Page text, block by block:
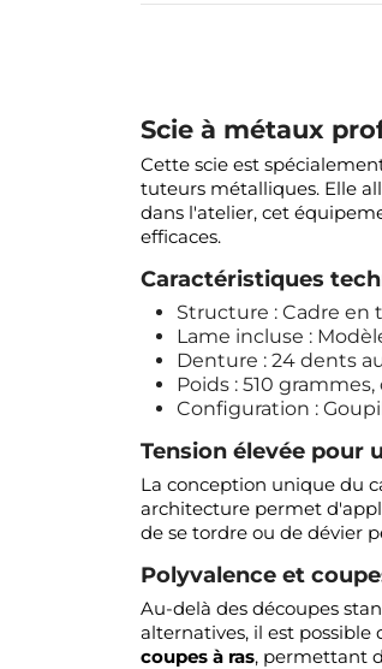
Scie à métaux
Cette scie est
tuteurs métalliques. Elle
dans l'atelier, cet
efficaces.
Caractéristiques
Structure : Cadre en
Lame incluse :
Denture : 24 dents
Poids : 510
Configuration :
Tension élevée pour
La conception unique du
architecture permet
de se tordre ou de dévier
Polyvalence et
Au-delà des découpes
alternatives, il est
coupes à ras, permettant